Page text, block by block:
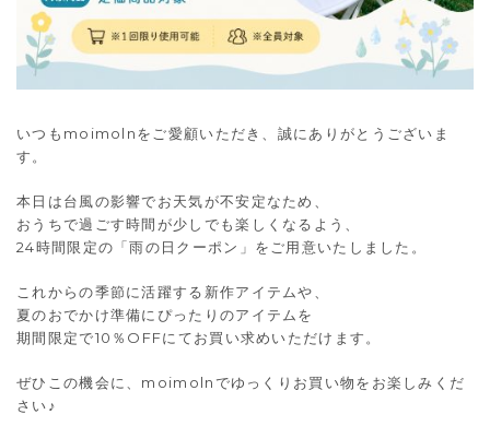
いつもmoimolnをご愛顧いただき、誠にありがとうございま
す。
本日は台風の影響でお天気が不安定なため、
おうちで過ごす時間が少しでも楽しくなるよう、
24時間限定の「雨の日クーポン」をご用意いたしました。
これからの季節に活躍する新作アイテムや、
夏のおでかけ準備にぴったりのアイテムを
期間限定で10％OFFにてお買い求めいただけます。
ぜひこの機会に、moimolnでゆっくりお買い物をお楽しみくだ
さい♪